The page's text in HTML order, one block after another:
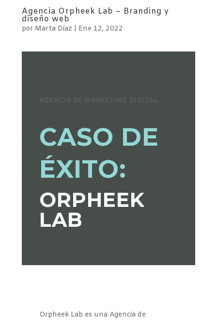
Agencia Orpheek Lab – Branding y
diseño web
por Marta Díaz Ene 12, 2022
AGENCIA DE MARKETING DIGITAL
CASO DE
ÉXITO:
ORPHEEK
LAB
Orpheek Lab es una Agencia de